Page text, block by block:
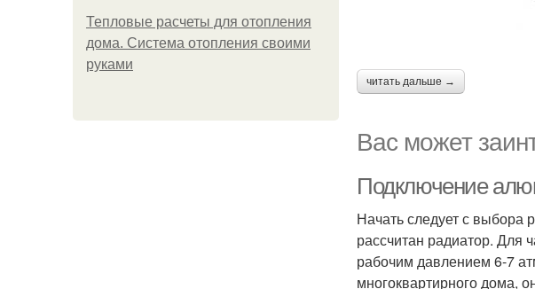
Тепловые расчеты для отопления
дома. Система отопления своими
руками
читать дальше →
Вас может
Подключение
Начать следует с выбора
рассчитан радиатор. Для
рабочим давлением 6-7
многоквартирного дома,